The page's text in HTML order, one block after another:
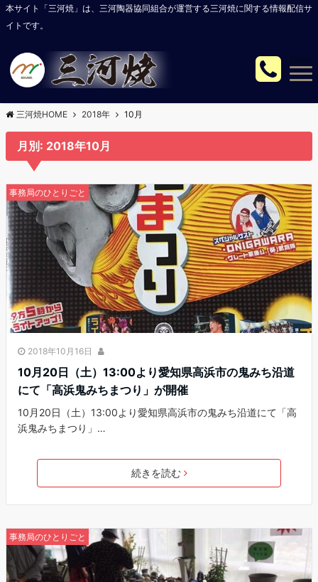
本サイト「三河焼」は、三河陶器協同組合が運営する三河焼に関する情報配信サ
イトです。
Menu
三河焼HOME 2018年 10月
月別: 2018年10月
事務局のひとりごと
2018年10月16日
10月20日（土）13:00より愛知県高浜市の鬼みち沿道
にて「高浜鬼みちまつり」が開催
10月20日（土）13:00より愛知県高浜市の鬼みち沿道にて「高
浜鬼みちまつり」…
続きを読む
事務局のひとりごと